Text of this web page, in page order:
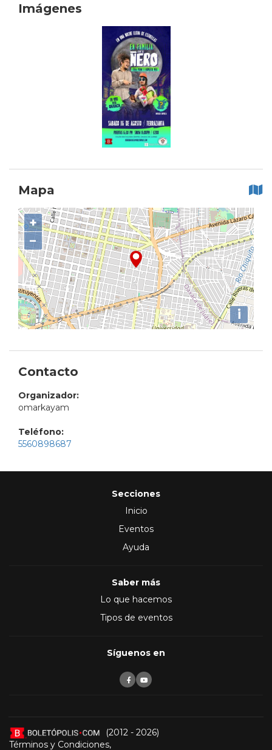
Imágenes
Mapa
+
−
i
Contacto
Organizador:
omarkayam
Teléfono:
5560898687
Secciones
Inicio
Eventos
Ayuda
Saber más
Lo que hacemos
Tipos de eventos
Síguenos en
(2012 - 2026)
Términos y Condiciones,